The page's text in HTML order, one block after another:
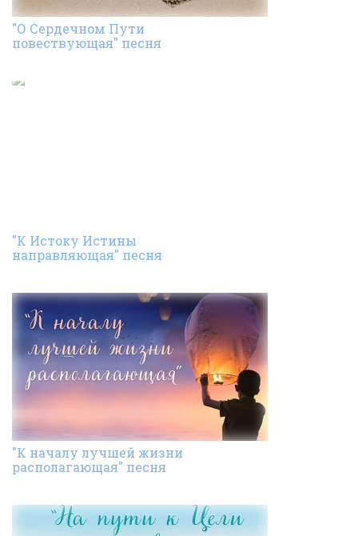
"О Сердечном Пути
повествующая" песня
"К Истоку Истины
направляющая" песня
"К началу лучшей жизни
располагающая" песня